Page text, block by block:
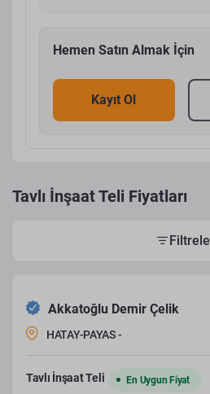
Hemen Satın Almak İçin
Kayıt Ol
Tavlı İnşaat Teli Fiyatları
Filtrele
Akkatoğlu Demir Çelik
HATAY-PAYAS -
Tavlı İnşaat Teli En Uygun Fiyat